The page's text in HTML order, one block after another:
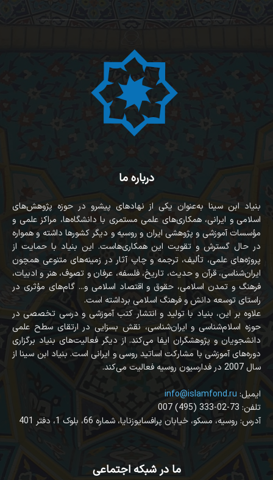
درباره ما
بنیاد ابن سینا به‌عنوان یکی از نهادهای پیشرو در حوزه پژوهش‌های
اسلامی و ایرانی، همکاری‌های علمی مستمری با دانشگاه‌ها، مراکز علمی و
مؤسسات آموزشی و پژوهشی ایران و روسیه و دیگر کشورها داشته و همواره
در حال گسترش و تقویت این همکاری‌هاست. این بنیاد با حمایت از
پروژه‌های علمی، تألیف، ترجمه و چاپ آثار در زمینه‌های متنوعی همچون
ایران‌شناسی، قرآن‌ و حدیث، تاریخ، فلسفه، عرفان و تصوف، هنر و ادبیات،
فرهنگ و تمدن اسلامی، حقوق و اقتصاد اسلامی و... گام‌های مؤثری در
راستای توسعه دانش و فرهنگ اسلامی برداشته است.
علاوه بر این، بنیاد با تولید و انتشار کتب آموزشی و درسی تخصصی در
حوزه اسلام‌شناسی و ایران‌شناسی، نقش بسزایی در ارتقای سطح علمی
دانشجویان و پژوهشگران ایفا می‌کند. از دیگر فعالیت‌های بنیاد برگزاری
دوره‌های آموزشی با مشارکت اساتید روسی و ایرانی است. بنیاد ابن سینا از
سال 2007 در فدارسیون روسیه فعالیت می‌کند.
info@islamfond.ru :ایمیل
007 (495) 333-02-73 :تلفن
آدرس: روسیه، مسکو، خیابان پرافسایوزنایا، شماره 66، بلوک 1، دفتر 401
ما در شبکه اجتماعی